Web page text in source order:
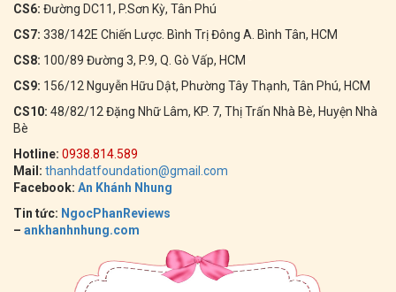
CS6: Đường DC11, P.Sơn Kỳ, Tân Phú
CS7: 338/142E Chiến Lược. Bình Trị Đông A. Bình Tân, HCM
CS8: 100/89 Đường 3, P.9, Q. Gò Vấp, HCM
CS9: 156/12 Nguyễn Hữu Dật, Phường Tây Thạnh, Tân Phú, HCM
CS10: 48/82/12 Đặng Nhữ Lâm, KP. 7, Thị Trấn Nhà Bè, Huyện Nhà
Bè
Hotline: 0938.814.589
Mail: thanhdatfoundation@gmail.com
Facebook: An Khánh Nhung
Tin tức: NgocPhanReviews
– ankhanhnhung.com